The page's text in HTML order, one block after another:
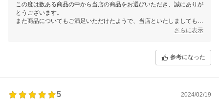
この度は数ある商品の中から当店の商品をお選びいただき、誠にありが
とうございます。
また商品についてもご満足いただけたようで、当店といたしましてもう
さらに表示
参考になった
5
2024/02/19